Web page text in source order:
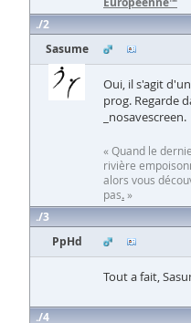
2
Sasume
Oui, il s'agit
prog. Regarde
_nosavescreen.
« Quand le
rivière
alors vous
pas.»
3
PpHd
Tout a fait,
4